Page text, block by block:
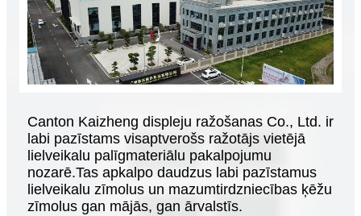
Canton Kaizheng displeju ražošanas Co., Ltd. ir
labi pazīstams visaptverošs ražotājs vietējā
lielveikalu palīgmateriālu pakalpojumu
nozarē.Tas apkalpo daudzus labi pazīstamus
lielveikalu zīmolus un mazumtirdzniecības ķēžu
zīmolus gan mājās, gan ārvalstīs.